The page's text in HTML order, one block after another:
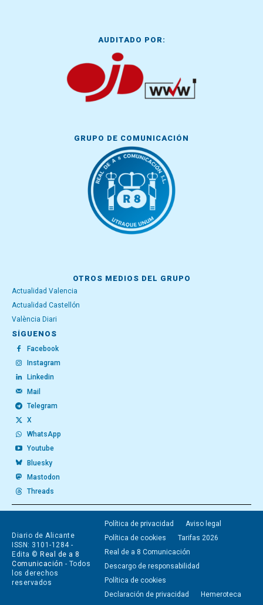
AUDITADO POR:
GRUPO DE COMUNICACIÓN
OTROS MEDIOS DEL GRUPO
Actualidad Valencia
Actualidad Castellón
València Diari
SÍGUENOS
Facebook
Instagram
Linkedin
Mail
Telegram
X
WhatsApp
Youtube
Bluesky
Mastodon
Threads
Diario de Alicante
ISSN: 3101-1284 -
Edita © Real de a 8
Comunicación - Todos
los derechos
reservados
Política de privacidad
Aviso legal
Política de cookies
Tarifas 2026
Real de a 8 Comunicación
Descargo de responsabilidad
Política de cookies
Declaración de privacidad
Hemeroteca